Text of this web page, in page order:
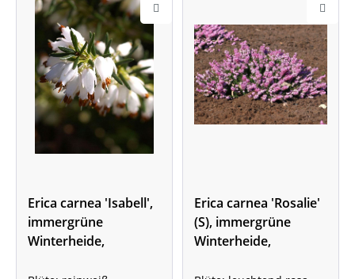
Erica carnea 'Isabell',
immergrüne
Winterheide,
Erica carnea 'Rosalie'
(S), immergrüne
Winterheide,